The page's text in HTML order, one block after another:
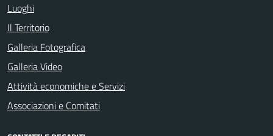
Luoghi
Il Territorio
Galleria Fotografica
Galleria Video
Attività economiche e Servizi
Associazioni e Comitati